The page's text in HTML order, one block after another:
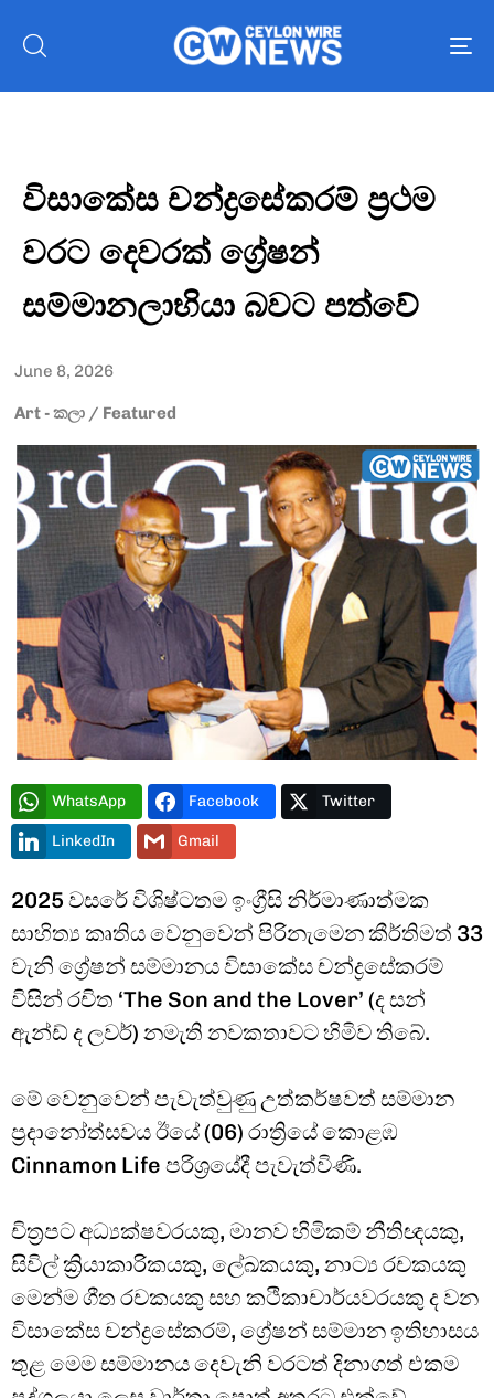
Type and hit enter
විසාකේස චන්ද්‍රසේකරම් ප්‍රථම
වරට දෙවරක් ග්‍රේෂන්
සම්මානලාභියා බවට පත්වේ
June 8, 2026
Art - කලා / Featured
WhatsApp Facebook Twitter
LinkedIn Gmail
2025 වසරේ විශිෂ්ටතම ඉංග්‍රීසි නිර්මාණාත්මක
සාහිත්‍ය කෘතිය වෙනුවෙන් පිරිනැමෙන කීර්තිමත් 33
වැනි ග්‍රේෂන් සම්මානය විසාකේස චන්ද්‍රසේකරම්
විසින් රචිත ‘The Son and the Lover’ (ද සන්
ඇන්ඩ් ද ලවර්) නමැති නවකතාවට හිමිව තිබේ.
මේ වෙනුවෙන් පැවැත්වුණු උත්කර්ෂවත් සම්මාන
ප්‍රදානෝත්සවය ඊයේ (06) රාත්‍රියේ කොළඹ
Cinnamon Life පරිශ්‍රයේදී පැවැත්විණි.
චිත්‍රපට අධ්‍යක්ෂවරයකු, මානව හිමිකම් නීතිඥයකු,
සිවිල් ක්‍රියාකාරිකයකු, ලේඛකයකු, නාට්‍ය රචකයකු
මෙන්ම ගීත රචකයකු සහ කථිකාචාර්යවරයකු ද වන
විසාකේස චන්ද්‍රසේකරම්, ග්‍රේෂන් සම්මාන ඉතිහාසය
තුළ මෙම සම්මානය දෙවැනි වරටත් දිනාගත් එකම